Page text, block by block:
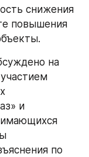
снижения
повышения
на
и
по